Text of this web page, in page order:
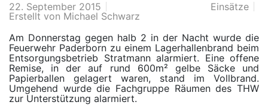
22. September 2015
Einsätze
Erstellt von Michael Schwarz
Am Donnerstag gegen halb 2 in der Nacht wurde die
Feuerwehr Paderborn zu einem Lagerhallenbrand beim
Entsorgungsbetrieb Stratmann alarmiert. Eine offene
Remise, in der auf rund 600m² gelbe Säcke und
Papierballen gelagert waren, stand im Vollbrand.
Umgehend wurde die Fachgruppe Räumen des THW
zur Unterstützung alarmiert.